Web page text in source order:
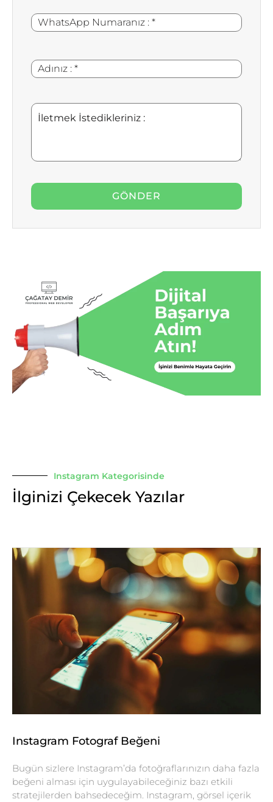
WhatsApp
Numaranız
*
Adınız
:
*
İletmek
İstedikleriniz
Instagram Kategorisinde
İlginizi Çekecek Yazılar
Instagram Fotograf Beğeni
Bugün sizlere Instagram’da fotoğraflarınızın daha fazla
beğeni alması için uygulayabileceğiniz bazı etkili
stratejilerden bahsedeceğim. Instagram, görsel içerik